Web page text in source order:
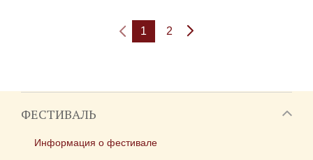
1 2
ФЕСТИВАЛЬ
Информация о фестивале